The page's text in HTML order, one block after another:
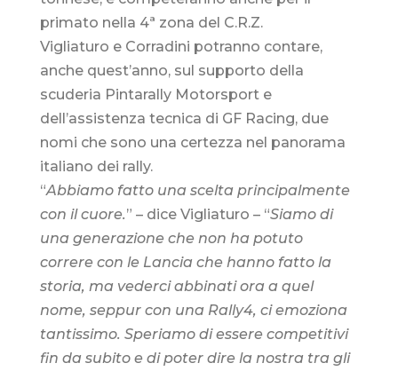
primato nella 4ª zona del C.R.Z.
Vigliaturo e Corradini potranno contare,
anche quest’anno, sul supporto della
scuderia Pintarally Motorsport e
dell’assistenza tecnica di GF Racing, due
nomi che sono una certezza nel panorama
italiano dei rally.
“Abbiamo fatto una scelta principalmente
con il cuore.” – dice Vigliaturo – “Siamo di
una generazione che non ha potuto
correre con le Lancia che hanno fatto la
storia, ma vederci abbinati ora a quel
nome, seppur con una Rally4, ci emoziona
tantissimo. Speriamo di essere competitivi
fin da subito e di poter dire la nostra tra gli